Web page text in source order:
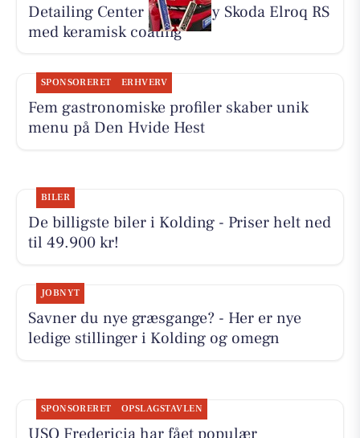
Detailing Center klargør ny Skoda Elroq RS
med keramisk coating
SPONSORERET ERHVERV
Fem gastronomiske profiler skaber unik
menu på Den Hvide Hest
BILER
De billigste biler i Kolding - Priser helt ned
til 49.900 kr!
JOBNYT
Savner du nye græsgange? - Her er nye
ledige stillinger i Kolding og omegn
SPONSORERET OPSLAGSTAVLEN
USO Fredericia har fået populær